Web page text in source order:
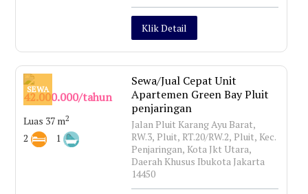
Klik Detail
SEWA
42.000.000/tahun
Luas 37 m2
2 1
Sewa/Jual Cepat Unit
Apartemen Green Bay Pluit
penjaringan
Jalan Pluit Karang Ayu Barat,
RW.3, Pluit, RT.20/RW.2, Pluit, Kec.
Penjaringan, Kota Jkt Utara,
Daerah Khusus Ibukota Jakarta
14450